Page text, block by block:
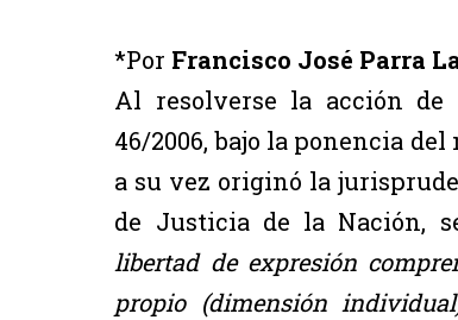
*Por Francisco José Parra
Al resolverse la acción de
46/2006, bajo la ponencia
a su vez originó la
de Justicia de la Nación,
libertad de expresión
propio (dimensión